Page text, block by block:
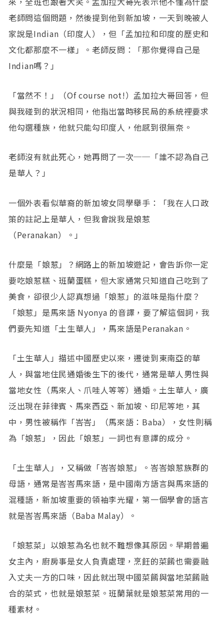
老師問這個問題，然後提到他到新加坡，一天到晚被人
家說是Indian（印度人），但「孟加拉和印度的歷史和
文化都那麼不一樣」。老師反問：「那你覺得自己是
Indian嗎？」
「當然不！」（Of course not!）孟加拉大哥回答，但
與我碰到的狀況相同，他指出當時移民局的系統裡要求
他勾選種族，他就只能勾印度人，他感到很無奈。
老師沒有就此死心，她再問了一次──「誰不認為自己
是華人？」
一個外表看似華裔的新加坡女同學舉手：「我在人口政
策的註記上是華人，但我會說我是娘惹
（Peranakan）。」
什麼是「娘惹」？網路上的新加坡遊記，會告訴你一定
要吃娘惹糕、班蘭蛋糕，但大家通常只知道自己吃到了
美食，卻很少人認真想過「娘惹」的滋味是指什麼？
「娘惹」是馬來語 Nyonya 的音譯，要了解這個詞，我
們要先知道「土生華人」，馬來語是Peranakan。
「土生華人」描述中國歷史以來，遷徙到東南亞的華
人，與當地住民通婚後生下的後代，通常是華人男性與
當地女性（馬來人、爪哇人等等）通婚。土生華人，廣
泛出現在菲律賓、馬來西亞、新加坡、印尼等地，其
中，男性被稱作「峇峇」（馬來語：Baba），女性則稱
為「娘惹」，因此「娘惹」一詞也有意譯的成分。
「土生華人」，又稱做「峇峇娘惹」。峇峇娘惹族群的
母語，通常是峇峇馬來語，是中國南方語言與馬來語的
混種語，新加坡重要的領袖李光耀，第一個學會的語言
就是峇峇馬來語（Baba Malay）。
「娘惹菜」以娘惹為名也就不難想像其原因。早期普遍
女主內，廚房事是女人負責處理，烹飪的菜餚也需要融
入丈夫一方的口味，因此就出現中國菜餚與當地菜餚融
合的菜式，也就是娘惹菜。班蘭葉就是娘惹菜常用的一
種素材。